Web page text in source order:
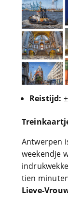
Reistijd:
Antwerpen
weekendje
tien
Lieve-